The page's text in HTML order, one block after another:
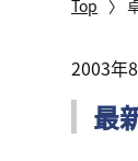
Top
2003年
最